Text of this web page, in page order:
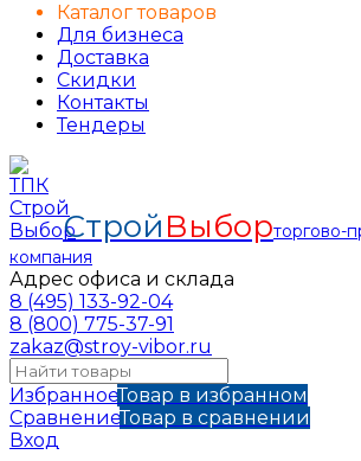
Каталог товаров
Для бизнеса
Доставка
Скидки
Контакты
Тендеры
СтройВыборторгово-
компания
Адрес офиса и склада
8 (495) 133-92-04
8 (800) 775-37-91
zakaz@stroy-vibor.ru
ИзбранноеТовар в избранном
СравнениеТовар в сравнении
Вход